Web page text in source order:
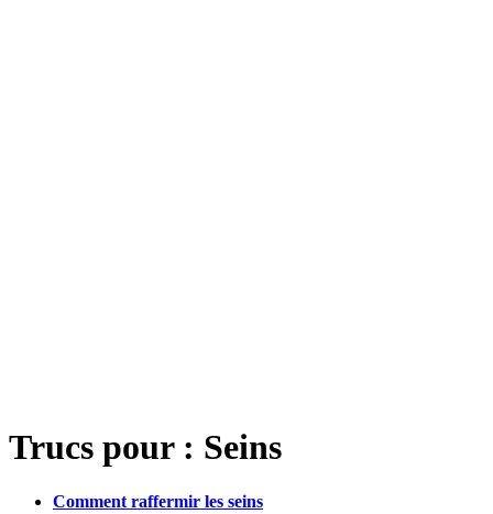
Trucs pour : Seins
Comment raffermir les seins